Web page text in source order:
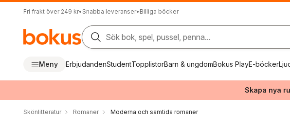
Fri frakt över 249 kr• Snabba leveranser• Billiga böcker
Sök bok, spel, pussel, penna...
Meny ErbjudandenStudentTopplistorBarn & ungdomBokus PlayE-böcker
Skapa nya
Skönlitteratur Romaner Moderna och samtida romaner